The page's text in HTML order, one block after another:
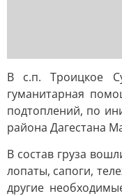
В с.п. Троицкое
гуманитарная
подтоплений, по
района Дагестана
В состав груза
лопаты, сапоги,
другие